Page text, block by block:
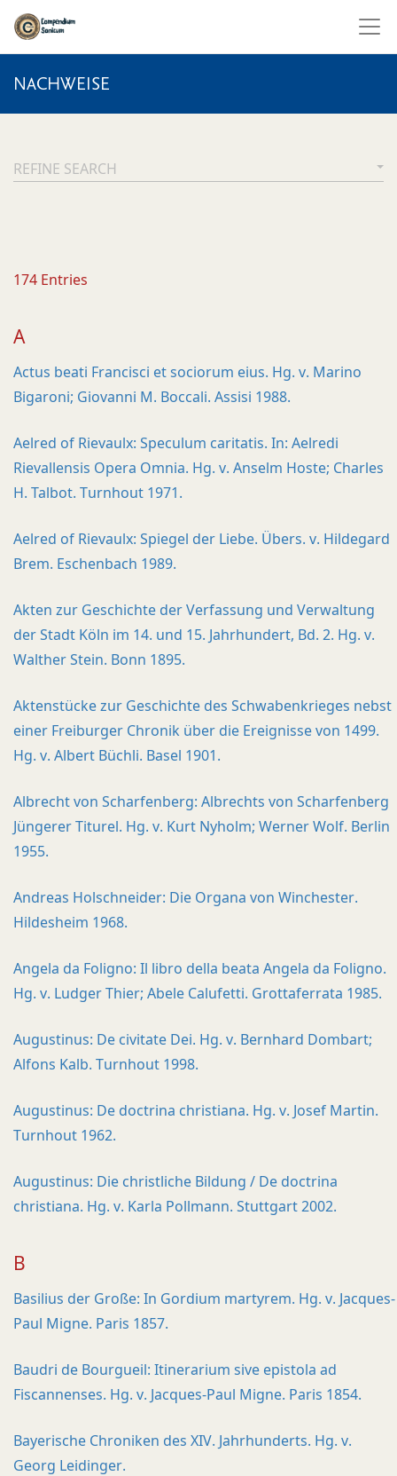
NACHWEISE
174 Entries
A
Actus beati Francisci et sociorum eius. Hg. v. Marino
Bigaroni; Giovanni M. Boccali. Assisi 1988.
Aelred of Rievaulx: Speculum caritatis. In: Aelredi
Rievallensis Opera Omnia. Hg. v. Anselm Hoste; Charles
H. Talbot. Turnhout 1971.
Aelred of Rievaulx: Spiegel der Liebe. Übers. v. Hildegard
Brem. Eschenbach 1989.
Akten zur Geschichte der Verfassung und Verwaltung
der Stadt Köln im 14. und 15. Jahrhundert, Bd. 2. Hg. v.
Walther Stein. Bonn 1895.
Aktenstücke zur Geschichte des Schwabenkrieges nebst
einer Freiburger Chronik über die Ereignisse von 1499.
Hg. v. Albert Büchli. Basel 1901.
Albrecht von Scharfenberg: Albrechts von Scharfenberg
Jüngerer Titurel. Hg. v. Kurt Nyholm; Werner Wolf. Berlin
1955.
Andreas Holschneider: Die Organa von Winchester.
Hildesheim 1968.
Angela da Foligno: Il libro della beata Angela da Foligno.
Hg. v. Ludger Thier; Abele Calufetti. Grottaferrata 1985.
Augustinus: De civitate Dei. Hg. v. Bernhard Dombart;
Alfons Kalb. Turnhout 1998.
Augustinus: De doctrina christiana. Hg. v. Josef Martin.
Turnhout 1962.
Augustinus: Die christliche Bildung / De doctrina
christiana. Hg. v. Karla Pollmann. Stuttgart 2002.
B
Basilius der Große: In Gordium martyrem. Hg. v. Jacques-
Paul Migne. Paris 1857.
Baudri de Bourgueil: Itinerarium sive epistola ad
Fiscannenses. Hg. v. Jacques-Paul Migne. Paris 1854.
Bayerische Chroniken des XIV. Jahrhunderts. Hg. v.
Georg Leidinger.
REFINE SEARCH